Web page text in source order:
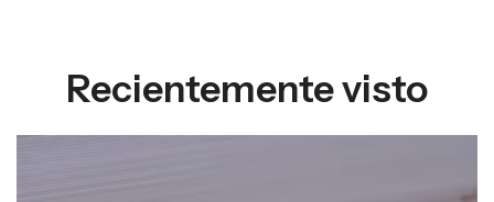
Recientemente visto